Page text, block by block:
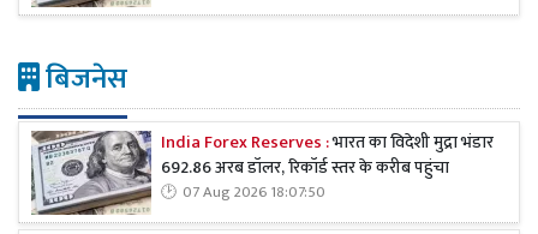
बिजनेस
India Forex Reserves :भारत का विदेशी मुद्रा भंडार
692.86 अरब डॉलर, रिकॉर्ड स्तर के करीब पहुंचा
07 Aug 2026 18:07:50